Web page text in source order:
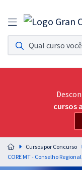
Assinatura
Acesso a todos os cursos.
Assinatura OAB
Acesso ilimitado a toda
Residências
Preparação completa e
residências em saúde do
cursos
Cursos por Concurso